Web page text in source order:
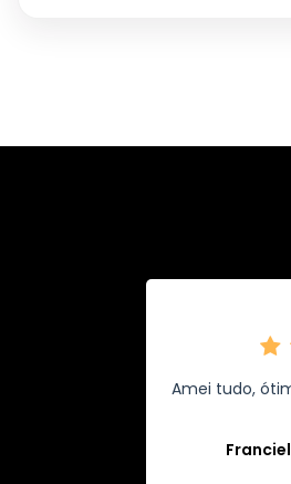
Amei tudo,